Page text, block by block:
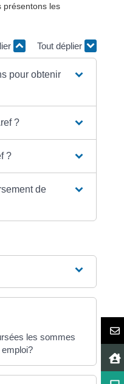
présentons les
Tout déplier
pour obtenir
?
?
de
les sommes